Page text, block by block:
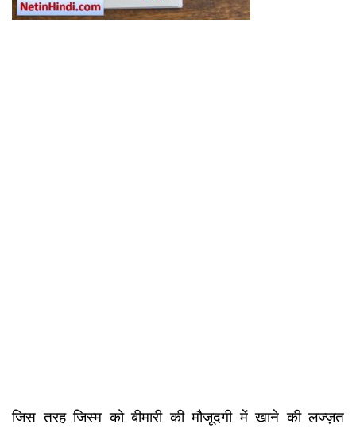
जिस तरह जिस्म को बीमारी की मौजूदगी में खाने की लज्ज़त